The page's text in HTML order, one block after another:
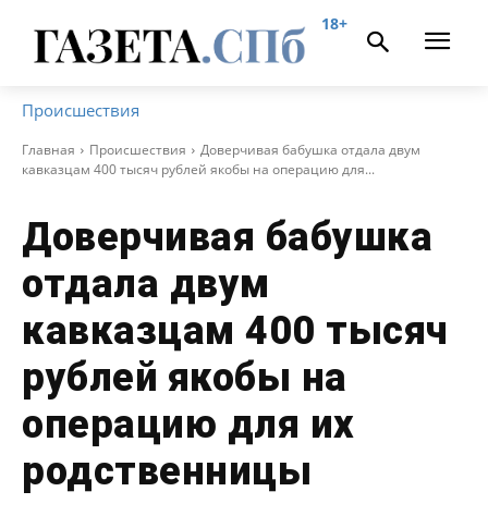
18+
Происшествия
Главная Происшествия
Доверчивая бабушка отдала двум
кавказцам 400 тысяч рублей якобы на операцию для...
Доверчивая бабушка
отдала двум
кавказцам 400 тысяч
рублей якобы на
операцию для их
родственницы